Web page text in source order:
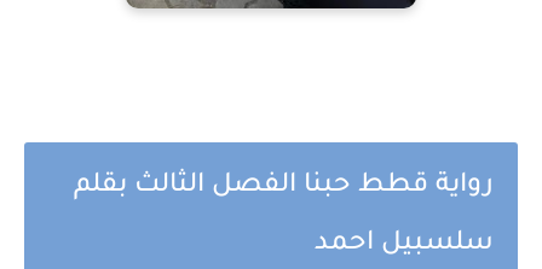
رواية قطط حبنا الفصل الثالث بقلم
سلسبيل احمد